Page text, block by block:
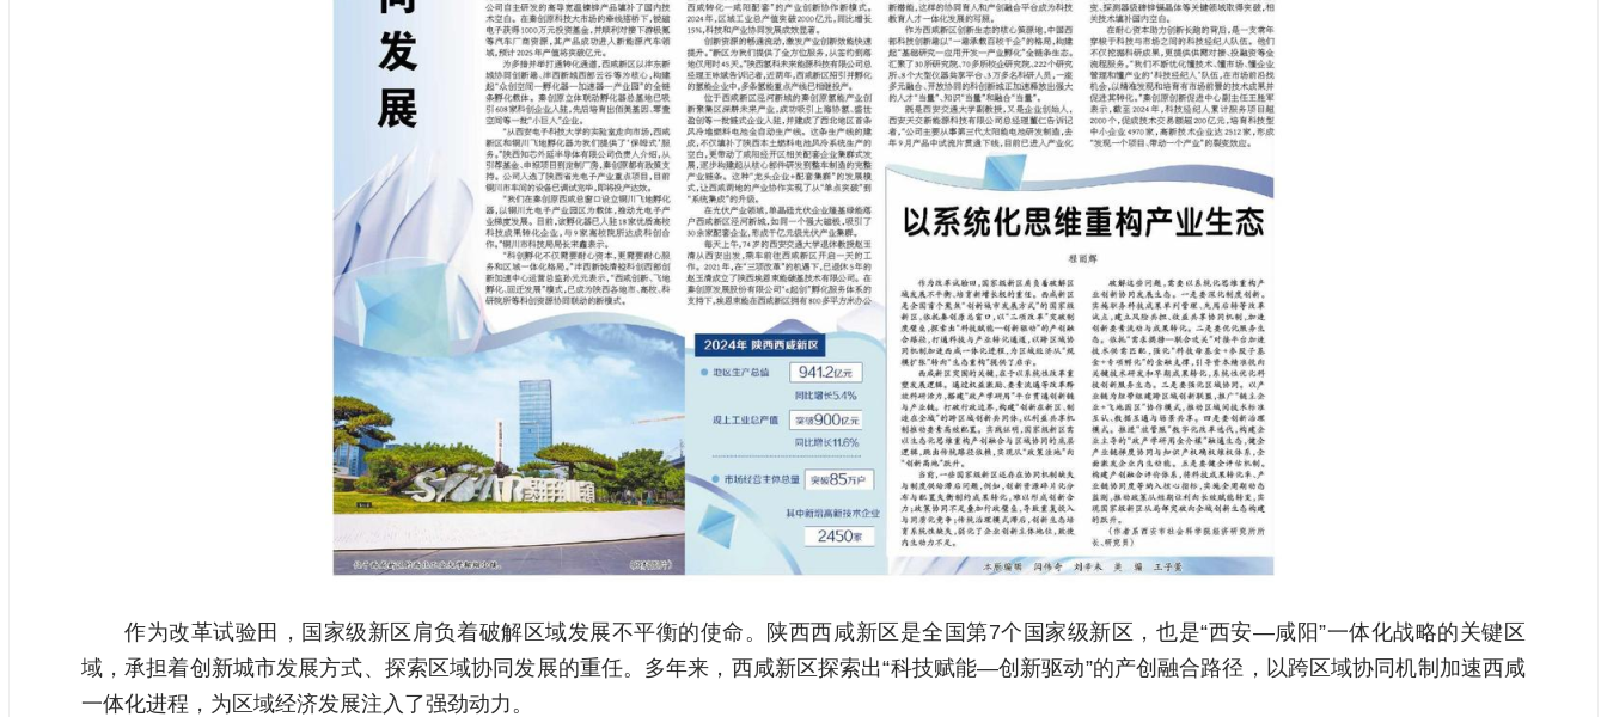
作为改革试验田，国家级新区肩负着破解区域发展不平衡的使命。陕西西咸新区是全国第7个国家级新区，也是“西安—咸阳”一体化战略的关键区
域，承担着创新城市发展方式、探索区域协同发展的重任。多年来，西咸新区探索出“科技赋能—创新驱动”的产创融合路径，以跨区域协同机制加速西咸
一体化进程，为区域经济发展注入了强劲动力。